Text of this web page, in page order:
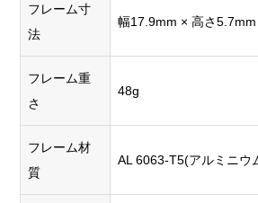
フレーム寸
法
幅17.9mm × 高さ
フレーム重
さ
48g
フレーム材
質
AL 6063-T5(アルミニウ